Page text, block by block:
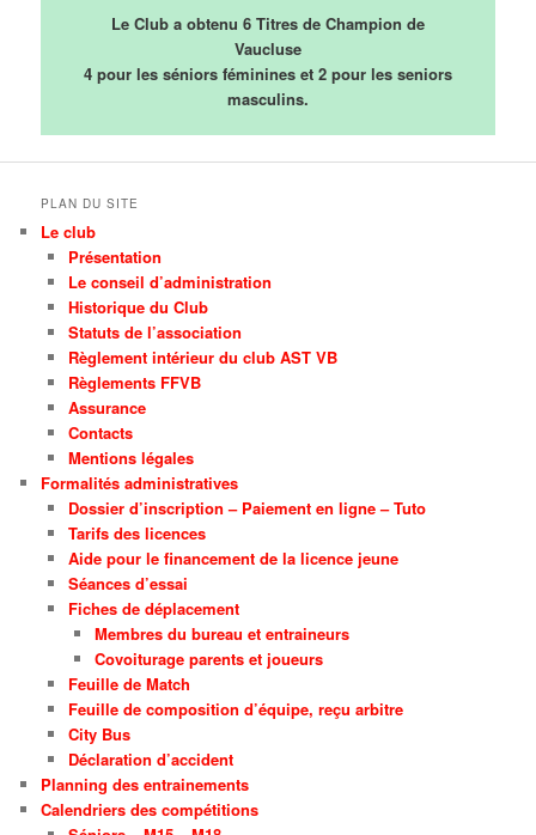
Le Club a obtenu 6 Titres de Champion de
Vaucluse
4 pour les séniors féminines et 2 pour les seniors
masculins.
PLAN DU SITE
Le club
Présentation
Le conseil d’administration
Historique du Club
Statuts de l’association
Règlement intérieur du club AST VB
Règlements FFVB
Assurance
Contacts
Mentions légales
Formalités administratives
Dossier d’inscription – Paiement en ligne – Tuto
Tarifs des licences
Aide pour le financement de la licence jeune
Séances d’essai
Fiches de déplacement
Membres du bureau et entraineurs
Covoiturage parents et joueurs
Feuille de Match
Feuille de composition d’équipe, reçu arbitre
City Bus
Déclaration d’accident
Planning des entrainements
Calendriers des compétitions